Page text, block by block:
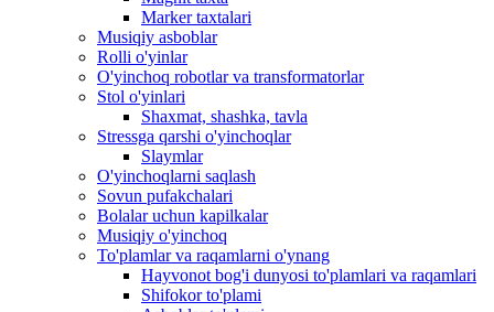
Marker taxtalari
Musiqiy asboblar
Rolli o'yinlar
O'yinchoq robotlar va transformatorlar
Stol o'yinlari
Shaxmat, shashka, tavla
Stressga qarshi o'yinchoqlar
Slaymlar
O'yinchoqlarni saqlash
Sovun pufakchalari
Bolalar uchun kapilkalar
Musiqiy o'yinchoq
To'plamlar va raqamlarni o'ynang
Hayvonot bog'i dunyosi to'plamlari va raqamlari
Shifokor to'plami